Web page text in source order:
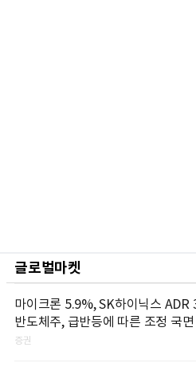
글로벌마켓
마이크론 5.9%, SK하이닉스 ADR
반도체주, 급반등에 따른 조정 국면
증권